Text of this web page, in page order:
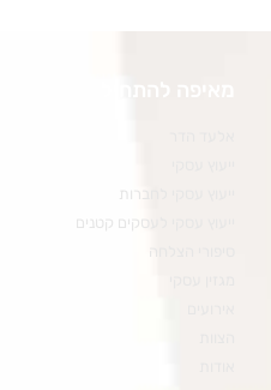
ייעוץ עסקי לחברות
ייעוץ עסקי לעסקים קטנים